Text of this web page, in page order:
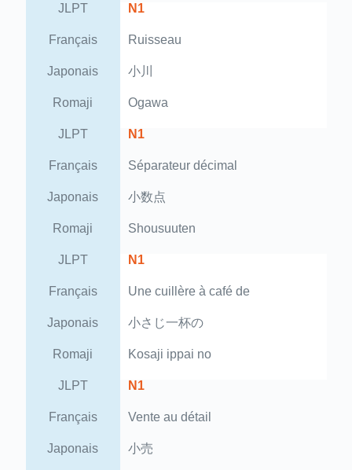
JLPT N1
Français Ruisseau
Japonais 小川
Romaji Ogawa
JLPT N1
Français Séparateur décimal
Japonais 小数点
Romaji Shousuuten
JLPT N1
Français Une cuillère à café de
Japonais 小さじ一杯の
Romaji Kosaji ippai no
JLPT N1
Français Vente au détail
Japonais 小売